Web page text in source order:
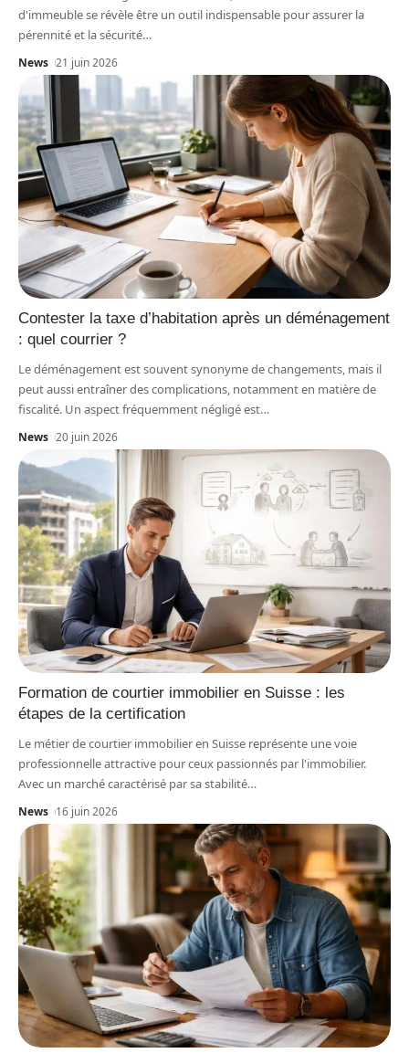
d'immeuble se révèle être un outil indispensable pour assurer la
pérennité et la sécurité…
News 21 juin 2026
Contester la taxe d’habitation après un déménagement
: quel courrier ?
Le déménagement est souvent synonyme de changements, mais il
peut aussi entraîner des complications, notamment en matière de
fiscalité. Un aspect fréquemment négligé est…
News 20 juin 2026
Formation de courtier immobilier en Suisse : les
étapes de la certification
Le métier de courtier immobilier en Suisse représente une voie
professionnelle attractive pour ceux passionnés par l'immobilier.
Avec un marché caractérisé par sa stabilité…
News 16 juin 2026